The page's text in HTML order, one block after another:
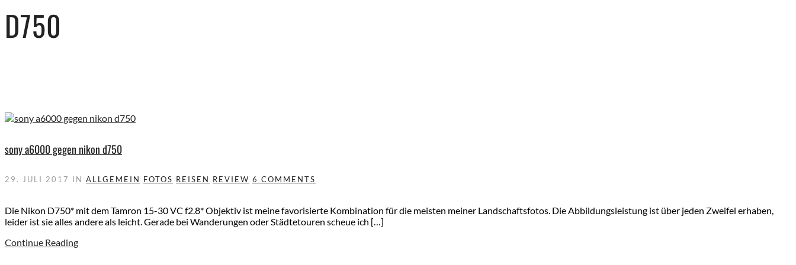
D750
sony a6000 gegen nikon d750
29. JULI 2017 IN ALLGEMEIN FOTOS REISEN REVIEW 6 COMMENTS
Die Nikon D750* mit dem Tamron 15-30 VC f2.8* Objektiv ist meine favorisierte Kombination für die meisten meiner Landschaftsfotos. Die Abbildungsleistung ist über jeden Zweifel erhaben,
leider ist sie alles andere als leicht. Gerade bei Wanderungen oder Städtetouren scheue ich […]
Continue Reading